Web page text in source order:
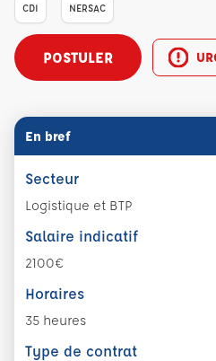
CDI NERSAC
POSTULER
En bref
Secteur
Logistique et BTP
Salaire indicatif
2100€
Horaires
35 heures
Type de contrat